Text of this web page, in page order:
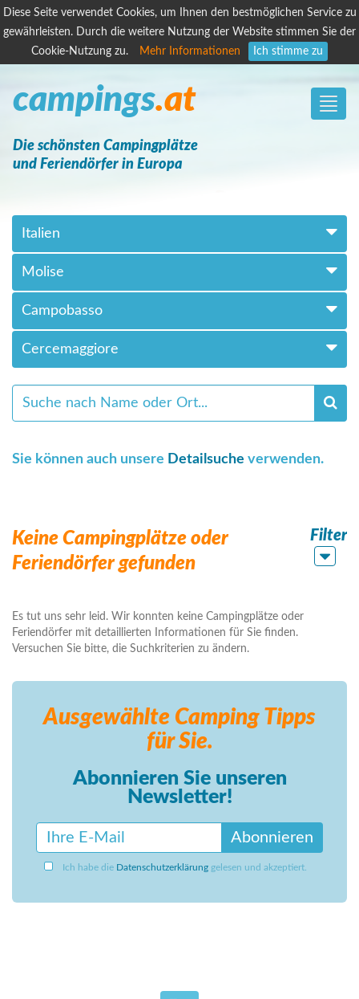
Diese Seite verwendet Cookies, um Ihnen den bestmöglichen Service zu
gewährleisten. Durch die weitere Nutzung der Website stimmen Sie der
Cookie-Nutzung zu.
Mehr Informationen Ich stimme zu
Toggle
campings.at
Die schönsten Campingplätze
und Feriendörfer in Europa
Italien
Molise
Campobasso
Cercemaggiore
Sie können auch unsere Detailsuche verwenden.
Keine Campingplätze oder
Feriendörfer gefunden
Filter
Es tut uns sehr leid. Wir konnten keine Campingplätze oder
Feriendörfer mit detaillierten Informationen für Sie finden.
Versuchen Sie bitte, die Suchkriterien zu ändern.
Ausgewählte Camping Tipps
für Sie.
Abonnieren Sie unseren
Newsletter!
Abonnieren
Ich habe die Datenschutzerklärung gelesen und akzeptiert.